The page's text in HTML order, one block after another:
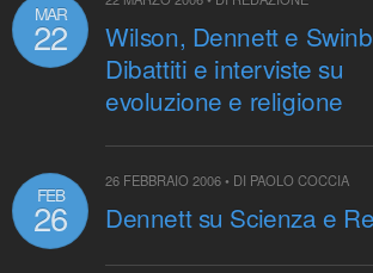
MAR
22
Wilson, Dennett e
Dibattiti e interviste su
evoluzione e religione
FEB
26
26 FEBBRAIO 2006 • DI PAOLO COCCIA
Dennett su Scienza e